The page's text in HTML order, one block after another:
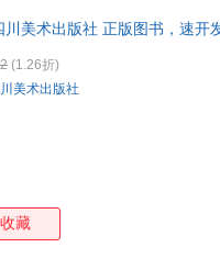
川美术出版社 正版图书，速开
(1.26折)
美术出版社
收藏